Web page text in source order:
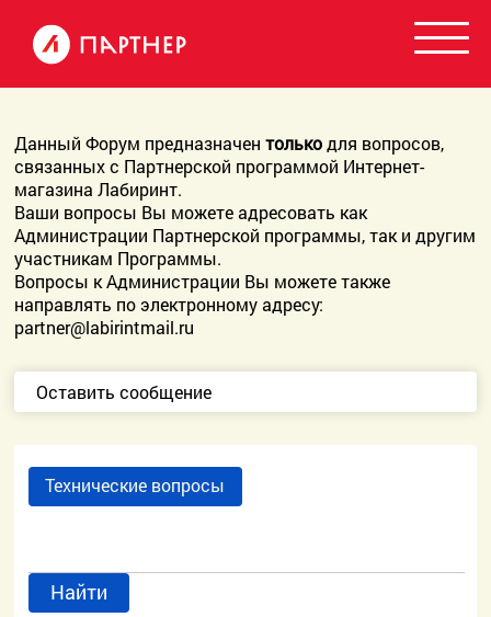
Данный Форум предназначентолькодля вопросов,
связанных с Партнерской программой Интернет-
магазина Лабиринт.
Ваши вопросы Вы можете адресовать как
Администрации Партнерской программы, так и другим
участникам Программы.
Вопросы к Администрации Вы можете также
направлять по электронному адресу:
partner@labirintmail.ru
Оставить сообщение
Технические вопросы
Найти